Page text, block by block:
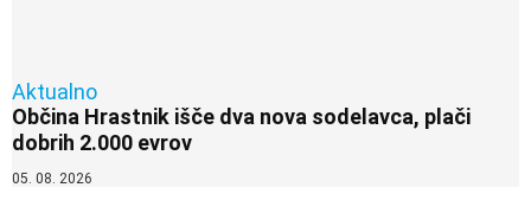
Aktualno
Občina Hrastnik išče dva nova sodelavca, plači
dobrih 2.000 evrov
05. 08. 2026